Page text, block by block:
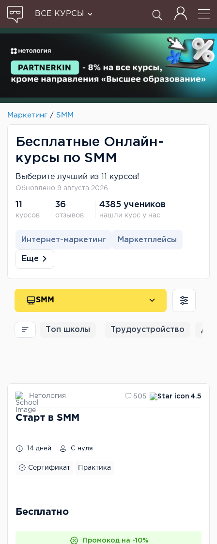
ВСЕ КУРСЫ
Маркетинг / SMM
Бесплатные Онлайн-
курсы по SMM
Выберите лучший из 11 курсов!
Обновлено 9 августа 2026
11
курсов
36
отзывов
4385 учеников
нашли курс у нас
Интернет-маркетинг Маркетплейсы
Еще
SMM
Топ школы Трудоустройство
Нетология 505 4.5
Старт в SMM
14 дней С нуля
Сертификат Практика
Бесплатно
Промокод на -10%